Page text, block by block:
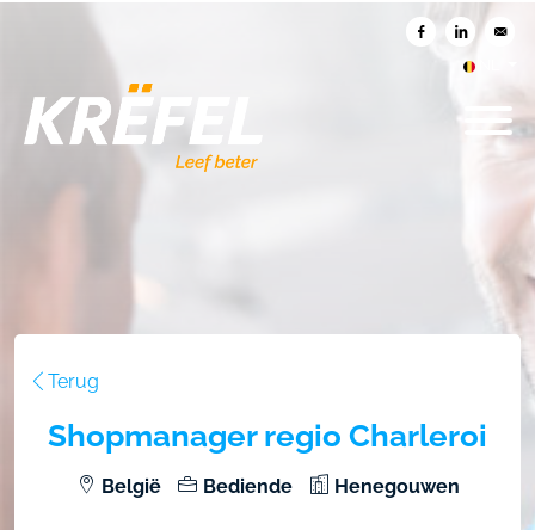
Delen op Facebook
Delen op
Terug
Shopmanager regio Charleroi
België Bediende Henegouwen